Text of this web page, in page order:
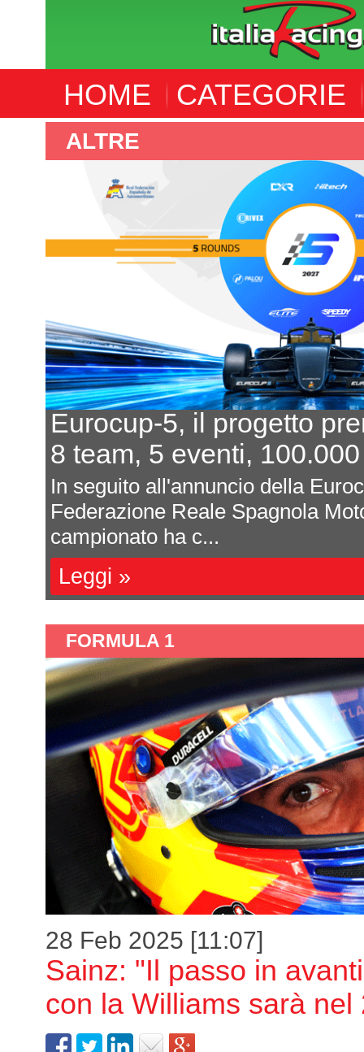
HOME CATEGORIE
ALTRE
Eurocup-5, il progetto
8 team, 5 eventi,
In seguito all'annuncio della
Federazione Reale Spagnola
campionato ha c...
Leggi »
FORMULA 1
28 Feb 2025 [11:07]
Sainz: "Il passo in avanti
con la Williams sarà nel